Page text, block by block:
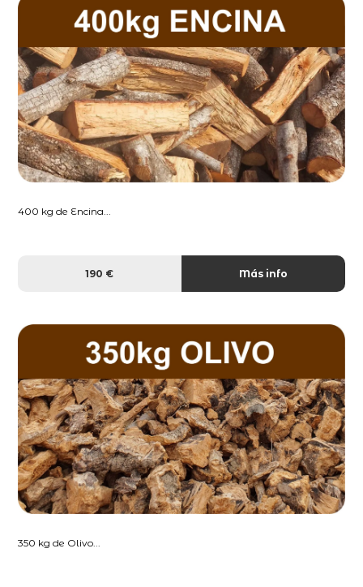
400 kg de Encina...
190 € Más info
350 kg de Olivo...